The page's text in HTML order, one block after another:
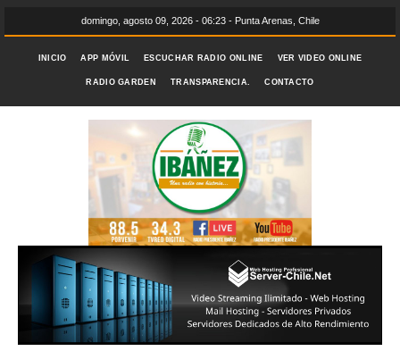
domingo, agosto 09, 2026 - 06:23 - Punta Arenas, Chile
INICIO APP MÓVIL ESCUCHAR RADIO ONLINE VER VIDEO ONLINE
RADIO GARDEN TRANSPARENCIA. CONTACTO